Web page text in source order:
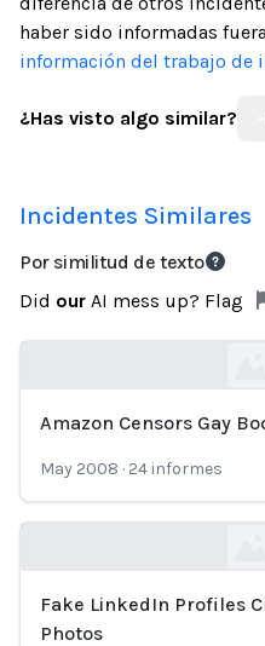
haber sido informadas
información del trabajo de
¿Has visto algo similar?
Incidentes Similares
Por similitud de texto
Did our AI mess up? Flag
Amazon Censors Gay
May 2008 · 24 informes
Loading...
Fake LinkedIn Profiles
Photos